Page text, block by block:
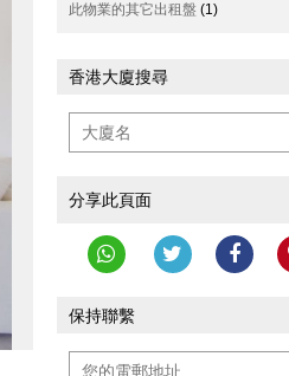
此物業的其它出租盤 (1)
香港大廈搜尋
分享此頁面
保持聯繫